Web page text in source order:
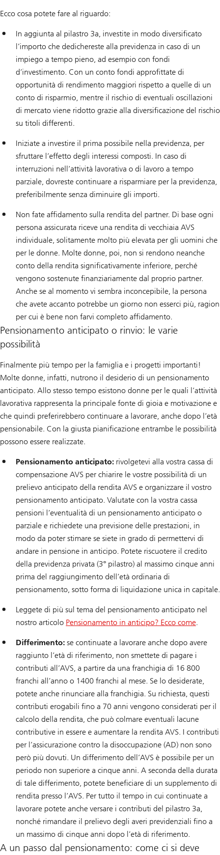
Ecco cosa potete fare al riguardo:
In aggiunta al pilastro 3a, investite in modo diversificato
l’importo che dedichereste alla previdenza in caso di un
impiego a tempo pieno, ad esempio con fondi
d’investimento. Con un conto fondi approfittate di
opportunità di rendimento maggiori rispetto a quelle di un
conto di risparmio, mentre il rischio di eventuali oscillazioni
di mercato viene ridotto grazie alla diversificazione del rischio
su titoli differenti.
Iniziate a investire il prima possibile nella previdenza, per
sfruttare l’effetto degli interessi composti. In caso di
interruzioni nell’attività lavorativa o di lavoro a tempo
parziale, dovreste continuare a risparmiare per la previdenza,
preferibilmente senza diminuire gli importi.
Non fate affidamento sulla rendita del partner. Di base ogni
persona assicurata riceve una rendita di vecchiaia AVS
individuale, solitamente molto più elevata per gli uomini che
per le donne. Molte donne, poi, non si rendono neanche
conto della rendita significativamente inferiore, perché
vengono sostenute finanziariamente dal proprio partner.
Anche se al momento vi sembra inconcepibile, la persona
che avete accanto potrebbe un giorno non esserci più, ragion
per cui è bene non farvi completo affidamento.
Pensionamento anticipato o rinvio: le varie
possibilità
Finalmente più tempo per la famiglia e i progetti importanti!
Molte donne, infatti, nutrono il desiderio di un pensionamento
anticipato. Allo stesso tempo esistono donne per le quali l’attività
lavorativa rappresenta la principale fonte di gioia e motivazione e
che quindi preferirebbero continuare a lavorare, anche dopo l’età
pensionabile. Con la giusta pianificazione entrambe le possibilità
possono essere realizzate.
Pensionamento anticipato: rivolgetevi alla vostra cassa di
compensazione AVS per chiarire le vostre possibilità di un
prelievo anticipato della rendita AVS e organizzare il vostro
pensionamento anticipato. Valutate con la vostra cassa
pensioni l’eventualità di un pensionamento anticipato o
parziale e richiedete una previsione delle prestazioni, in
modo da poter stimare se siete in grado di permettervi di
andare in pensione in anticipo. Potete riscuotere il credito
della previdenza privata (3° pilastro) al massimo cinque anni
prima del raggiungimento dell’età ordinaria di
pensionamento, sotto forma di liquidazione unica in capitale.
Leggete di più sul tema del pensionamento anticipato nel
nostro articolo Pensionamento in anticipo? Ecco come.
Differimento: se continuate a lavorare anche dopo avere
raggiunto l’età di riferimento, non smettete di pagare i
contributi all’AVS, a partire da una franchigia di 16 800
franchi all’anno o 1400 franchi al mese. Se lo desiderate,
potete anche rinunciare alla franchigia. Su richiesta, questi
contributi erogabili fino a 70 anni vengono considerati per il
calcolo della rendita, che può colmare eventuali lacune
contributive in essere e aumentare la rendita AVS. I contributi
per l’assicurazione contro la disoccupazione (AD) non sono
però più dovuti. Un differimento dell’AVS è possibile per un
periodo non superiore a cinque anni. A seconda della durata
di tale differimento, potete beneficiare di un supplemento di
rendita presso l’AVS. Per tutto il tempo in cui continuate a
lavorare potete anche versare i contributi del pilastro 3a,
nonché rimandare il prelievo degli averi previdenziali fino a
un massimo di cinque anni dopo l’età di riferimento.
A un passo dal pensionamento: come ci si deve